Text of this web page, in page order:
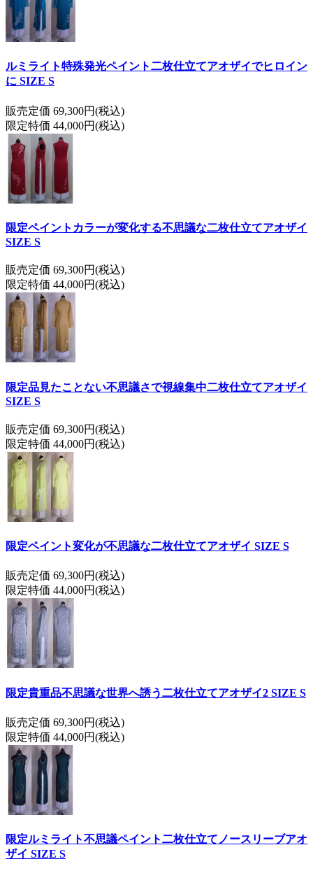
ルミライト特殊発光ペイント二枚仕立てアオザイでヒロイン
に SIZE S
販売定価 69,300円(税込)
限定特価 44,000円(税込)
限定ペイントカラーが変化する不思議な二枚仕立てアオザイ
SIZE S
販売定価 69,300円(税込)
限定特価 44,000円(税込)
限定品見たことない不思議さで視線集中二枚仕立てアオザイ
SIZE S
販売定価 69,300円(税込)
限定特価 44,000円(税込)
限定ペイント変化が不思議な二枚仕立てアオザイ SIZE S
販売定価 69,300円(税込)
限定特価 44,000円(税込)
限定貴重品不思議な世界へ誘う二枚仕立てアオザイ2 SIZE S
販売定価 69,300円(税込)
限定特価 44,000円(税込)
限定ルミライト不思議ペイント二枚仕立てノースリーブアオ
ザイ SIZE S